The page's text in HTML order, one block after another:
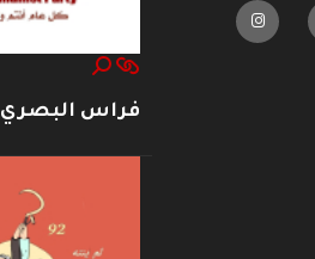
فراس البصري